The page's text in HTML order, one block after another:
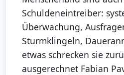
Schuldeneintreiber:
Überwachung,
Sturmklingeln,
etwas schrecken sie
ausgerechnet Fabian